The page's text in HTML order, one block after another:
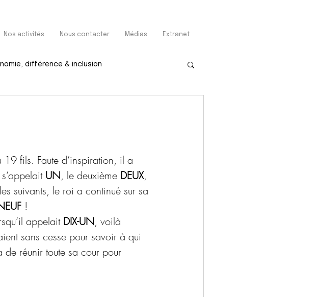
Nos activités Nous contacter Médias Extranet
différence & inclusion
fils. Faute d’inspiration, il a
UN, le deuxième DEUX,
suivants, le roi a continué sur sa
!
appelait DIX-UN, voilà
sans cesse pour savoir à qui
réunir toute sa cour pour